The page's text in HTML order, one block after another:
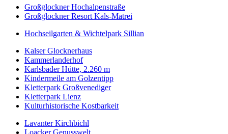
Großglockner Hochalpenstraße
Großglockner Resort Kals-Matrei
Hochseilgarten & Wichtelpark Sillian
Kalser Glocknerhaus
Kammerlanderhof
Karlsbader Hütte, 2.260 m
Kindermeile am Golzentipp
Kletterpark Großvenediger
Kletterpark Lienz
Kulturhistorische Kostbarkeit
Lavanter Kirchbichl
Loacker Genusswelt